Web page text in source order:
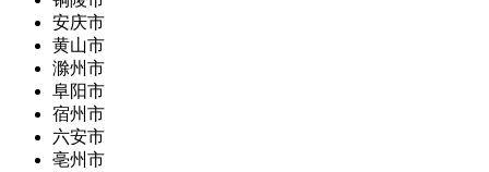
安庆市
黄山市
滁州市
阜阳市
宿州市
六安市
亳州市